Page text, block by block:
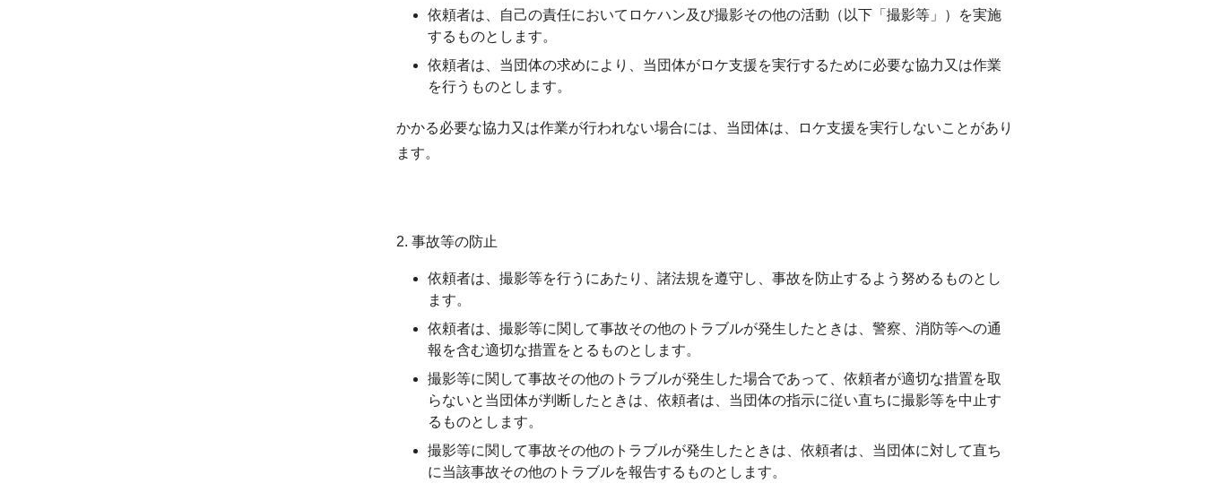
依頼者は、自己の責任においてロケハン及び撮影その他の活動（以下「撮影等」）を実施
するものとします。
依頼者は、当団体の求めにより、当団体がロケ支援を実行するために必要な協力又は作業
を行うものとします。
かかる必要な協力又は作業が行われない場合には、当団体は、ロケ支援を実行しないことがあり
ます。
2. 事故等の防止
依頼者は、撮影等を行うにあたり、諸法規を遵守し、事故を防止するよう努めるものとし
ます。
依頼者は、撮影等に関して事故その他のトラブルが発生したときは、警察、消防等への通
報を含む適切な措置をとるものとします。
撮影等に関して事故その他のトラブルが発生した場合であって、依頼者が適切な措置を取
らないと当団体が判断したときは、依頼者は、当団体の指示に従い直ちに撮影等を中止す
るものとします。
撮影等に関して事故その他のトラブルが発生したときは、依頼者は、当団体に対して直ち
に当該事故その他のトラブルを報告するものとします。